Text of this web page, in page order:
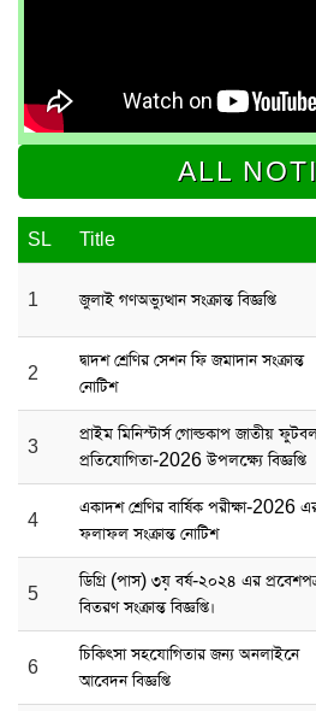
ALL
SL Title
1 জুলাই গণঅভ্যুত্থান সংক্রান্ত বিজ্ঞপ্তি
2
দ্বাদশ শ্রেণির সেশন ফি জমাদান সংক্রান্ত
নোটিশ
3
প্রাইম মিনিস্টার্স গোল্ডকাপ জাতীয়
প্রতিযোগিতা-2026 উপলক্ষ্যে বিজ্ঞপ্তি
4
একাদশ শ্রেণির বার্ষিক পরীক্ষা-2026
ফলাফল সংক্রান্ত নোটিশ
5
ডিগ্রি (পাস) ৩য় বর্ষ-২০২৪ এর
বিতরণ সংক্রান্ত বিজ্ঞপ্তি।
6
চিকিৎসা সহযোগিতার জন্য অনলাইনে
আবেদন বিজ্ঞপ্তি